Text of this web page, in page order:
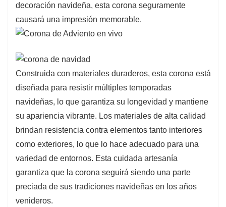
decoración navideña, esta corona seguramente
causará una impresión memorable.
Construida con materiales duraderos, esta corona está
diseñada para resistir múltiples temporadas
navideñas, lo que garantiza su longevidad y mantiene
su apariencia vibrante. Los materiales de alta calidad
brindan resistencia contra elementos tanto interiores
como exteriores, lo que lo hace adecuado para una
variedad de entornos. Esta cuidada artesanía
garantiza que la corona seguirá siendo una parte
preciada de sus tradiciones navideñas en los años
venideros.